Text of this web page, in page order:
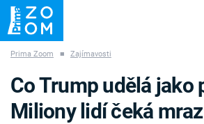
ZÁHADY VETŘELCI DÁVNOVĚKU
Prima Zoom ■ Zajímavosti
Co Trump udělá jako
Miliony lidí čeká